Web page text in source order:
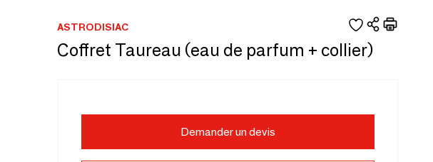
ASTRODISIAC
Coffret Taureau (eau de parfum + collier)
Demander un devis